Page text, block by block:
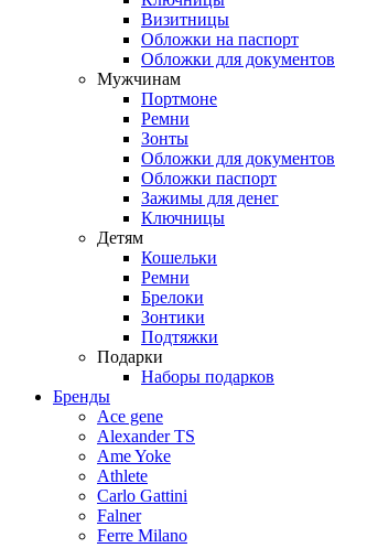
Визитницы
Обложки на паспорт
Обложки для документов
Мужчинам
Портмоне
Ремни
Зонты
Обложки для документов
Обложки паспорт
Зажимы для денег
Ключницы
Детям
Кошельки
Ремни
Брелоки
Зонтики
Подтяжки
Подарки
Наборы подарков
Бренды
Ace gene
Alexander TS
Ame Yoke
Athlete
Carlo Gattini
Falner
Ferre Milano